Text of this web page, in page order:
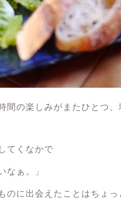
間の楽しみがまたひとつ、
てくなかで
なぁ。」
のに出会えたことはちょ